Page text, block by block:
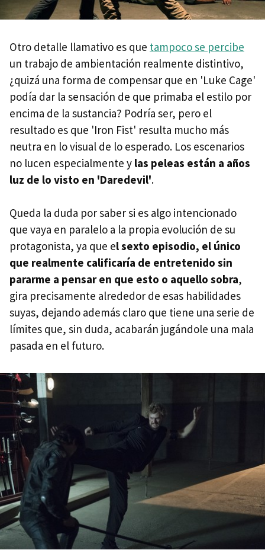
Otro detalle llamativo es que tampoco se percibe
un trabajo de ambientación realmente distintivo,
¿quizá una forma de compensar que en 'Luke Cage'
podía dar la sensación de que primaba el estilo por
encima de la sustancia? Podría ser, pero el
resultado es que 'Iron Fist' resulta mucho más
neutra en lo visual de lo esperado. Los escenarios
no lucen especialmente y las peleas están a años
luz de lo visto en 'Daredevil'.
Queda la duda por saber si es algo intencionado
que vaya en paralelo a la propia evolución de su
protagonista, ya que el sexto episodio, el único
que realmente calificaría de entretenido sin
pararme a pensar en que esto o aquello sobra,
gira precisamente alrededor de esas habilidades
suyas, dejando además claro que tiene una serie de
límites que, sin duda, acabarán jugándole una mala
pasada en el futuro.